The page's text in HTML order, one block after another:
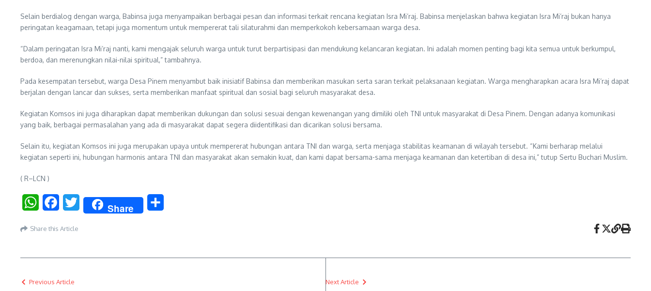
Selain berdialog dengan warga, Babinsa juga menyampaikan berbagai pesan dan informasi terkait rencana kegiatan Isra Mi’raj. Babinsa menjelaskan bahwa kegiatan Isra Mi’raj bukan hanya
peringatan keagamaan, tetapi juga momentum untuk mempererat tali silaturahmi dan memperkokoh kebersamaan warga desa.
“Dalam peringatan Isra Mi’raj nanti, kami mengajak seluruh warga untuk turut berpartisipasi dan mendukung kelancaran kegiatan. Ini adalah momen penting bagi kita semua untuk berkumpul,
berdoa, dan merenungkan nilai-nilai spiritual,” tambahnya.
Pada kesempatan tersebut, warga Desa Pinem menyambut baik inisiatif Babinsa dan memberikan masukan serta saran terkait pelaksanaan kegiatan. Warga mengharapkan acara Isra Mi’raj dapat
berjalan dengan lancar dan sukses, serta memberikan manfaat spiritual dan sosial bagi seluruh masyarakat desa.
Kegiatan Komsos ini juga diharapkan dapat memberikan dukungan dan solusi sesuai dengan kewenangan yang dimiliki oleh TNI untuk masyarakat di Desa Pinem. Dengan adanya komunikasi
yang baik, berbagai permasalahan yang ada di masyarakat dapat segera diidentifikasi dan dicarikan solusi bersama.
Selain itu, kegiatan Komsos ini juga merupakan upaya untuk mempererat hubungan antara TNI dan warga, serta menjaga stabilitas keamanan di wilayah tersebut. “Kami berharap melalui
kegiatan seperti ini, hubungan harmonis antara TNI dan masyarakat akan semakin kuat, dan kami dapat bersama-sama menjaga keamanan dan ketertiban di desa ini,” tutup Sertu Buchari Muslim.
( R–LCN )
WhatsAppFacebookTwitter Share
Share this Article
Previous Article Next Article